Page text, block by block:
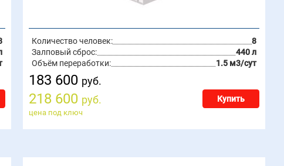
Количество человек:
8
Залповый сброс:
440 л
Объём переработки:
1.5 м3/сут
183 600 руб.
218 600 руб. Купить
цена под ключ